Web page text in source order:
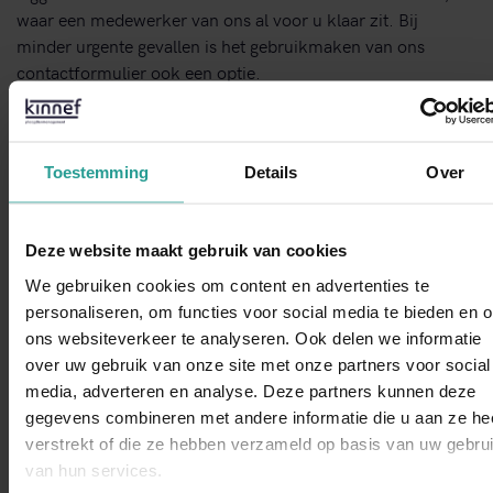
Toestemming Details Over
Deze website maakt gebruik van cookies
We gebruiken cookies om content en advertenties te
personaliseren, om functies voor social media te bieden en
ons websiteverkeer te analyseren. Ook delen we informatie
over uw gebruik van onze site met onze partners voor social
media, adverteren en analyse. Deze partners kunnen deze
gegevens combineren met andere informatie die u aan ze
verstrekt of die ze hebben verzameld op basis van uw
van hun services.
waar een medewerker van ons al voor u klaar zit. Bij
minder urgente gevallen is het gebruikmaken van ons
contactformulier ook een optie.
CONTACTFORMULIER
Binnen 1 werkdag antwoord
Opdrachtgevers over Kinnef: